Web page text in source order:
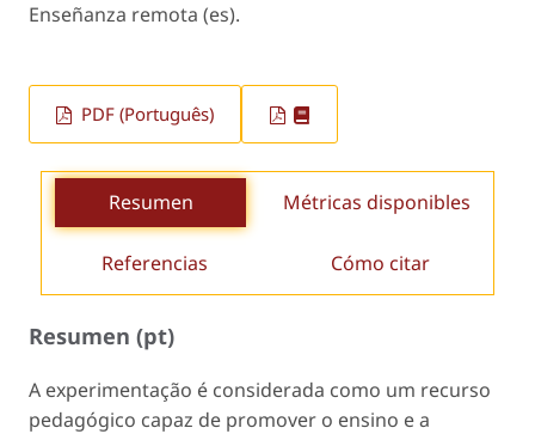
Enseñanza remota (es).
PDF (Português)
Resumen Métricas disponibles
Referencias Cómo citar
Resumen (pt)
A experimentação é considerada como um recurso
pedagógico capaz de promover o ensino e a